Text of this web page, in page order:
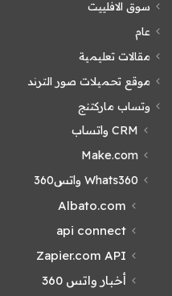
سوق الافلييت
عام
مقالات تعليمية
موقع تحميلات صور الترند
وتساب ماركتنج
CRM واتساب
Make.com
Whats360 واتس360
Albato.com
api connect
Zapier.com API
أخبار واتس 360